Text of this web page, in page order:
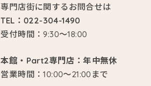
専門店街に関するお問合せは
TEL：022-304-1490
受付時間：9:30～18:00
本館・Part2専門店：年中無休
営業時間：10:00～21:00まで